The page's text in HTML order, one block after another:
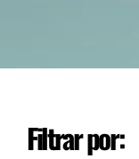
Filtrar por: